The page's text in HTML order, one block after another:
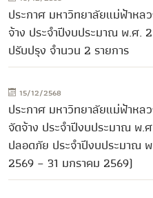
ประกาศ มหาวิทยาลัยแม่ฟ้าหล
จ้าง ประจำปีงบประมาณ พ.ศ.
ปรับปรุง จำนวน 2 รายการ
15/12/2568
ประกาศ มหาวิทยาลัยแม่ฟ้าหล
จัดจ้าง ประจำปีงบประมาณ พ.
ปลอดภัย ประจำปีงบประมาณ
2569 – 31 มกราคม 2569)